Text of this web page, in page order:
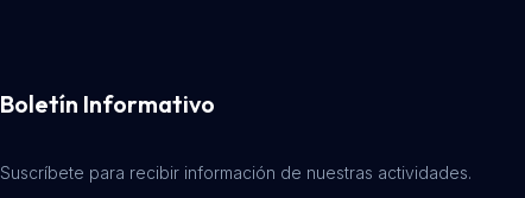
Boletín Informativo
Suscríbete para recibir información de nuestras actividades.